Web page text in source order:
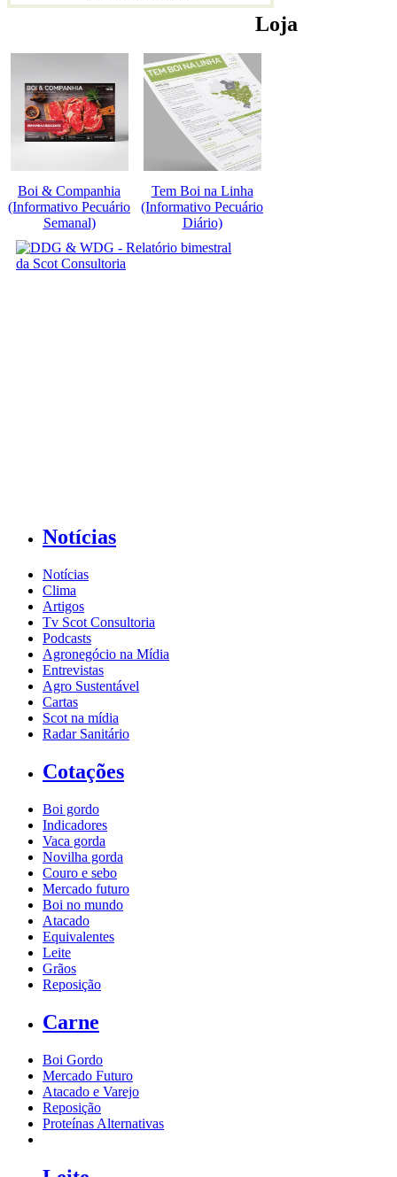
Loja
Boi & Companhia
(Informativo Pecuário
Semanal)
Tem Boi na Linha
(Informativo Pecuário
Diário)
Notícias
Notícias
Clima
Artigos
Tv Scot Consultoria
Podcasts
Agronegócio na Mídia
Entrevistas
Agro Sustentável
Cartas
Scot na mídia
Radar Sanitário
Cotações
Boi gordo
Indicadores
Vaca gorda
Novilha gorda
Couro e sebo
Mercado futuro
Boi no mundo
Atacado
Equivalentes
Leite
Grãos
Reposição
Carne
Boi Gordo
Mercado Futuro
Atacado e Varejo
Reposição
Proteínas Alternativas